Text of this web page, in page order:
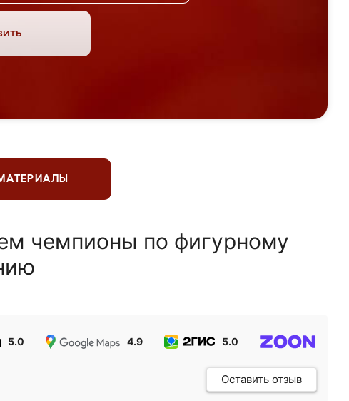
чемпионы по фигурному
5.0 4.9 5.0
Оставить отзыв